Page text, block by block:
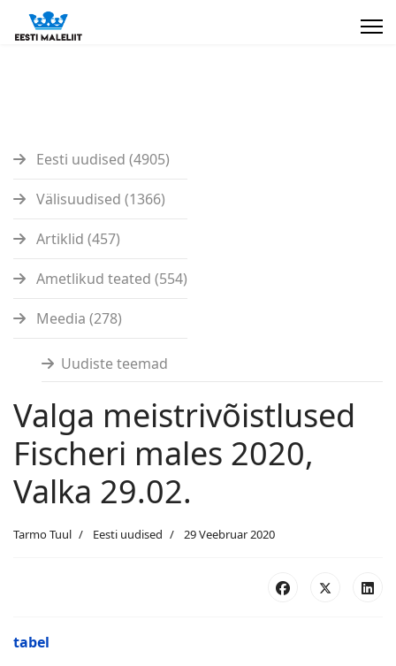
Eesti uudised (4905)
Välisuudised (1366)
Artiklid (457)
Ametlikud teated (554)
Meedia (278)
Uudiste teemad
Valga meistrivõistlused
Fischeri males 2020,
Valka 29.02.
Tarmo Tuul Eesti uudised 29 Veebruar 2020
tabel